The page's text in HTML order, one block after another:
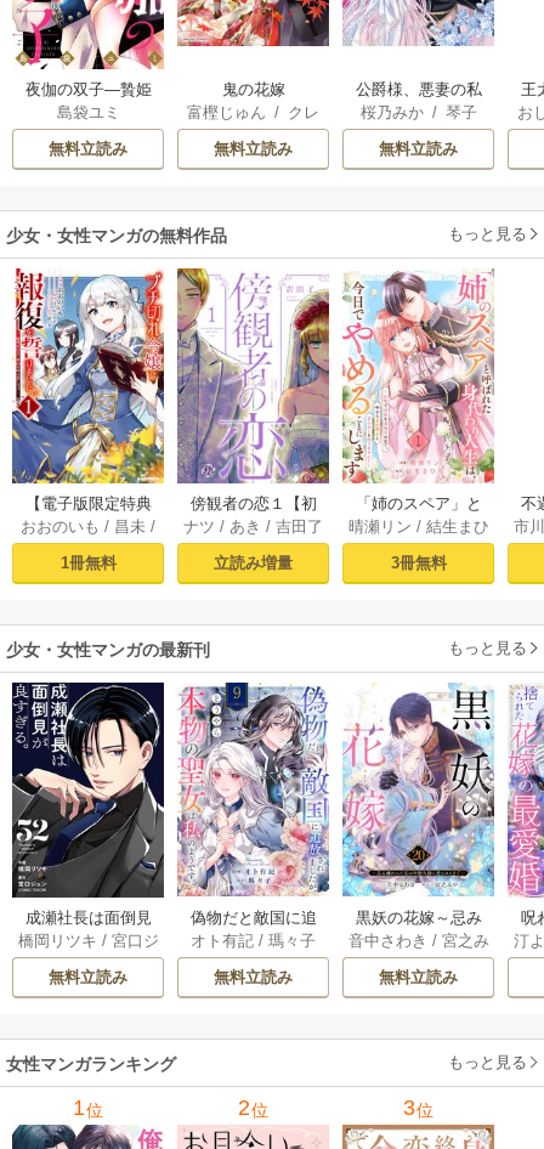
夜伽の双子―贄姫
は二人の王子に愛
される―
島袋ユミ
無料立読み
鬼の花嫁
富樫じゅん / クレ
ハ
無料立読み
公爵様、悪妻の私
はもう放っておい
てください
桜乃みか/ 琴子
無料立読み
王
こ
二
お
少女・女性マンガの無料作品 もっと見る
【電子版限定特典
付き】ブチ切れ令
嬢は報復を誓いま
した。1～魔導書の
します～
おおのいも / 昌未 /
はぐれメタボ
1冊無料
傍観者の恋１【初
回限定ペーパー
付】【電子限定特
典付】【シーモア
ナツ /あき /吉田了
立読み増量
「姉のスペア」と
呼ばれた身代わり
人生は、今日でや
めることにします
喫中なので、今さ
ら真の聖女と言わ
れても知りませ
ん！～ 1巻
晴瀬リン / 結生まひ
ろ
3冊無料
不
ー
市
少女・女性マンガの最新刊 もっと見る
成瀬社長は面倒見
が良すぎる。【単
話版】 52巻
橋岡リツキ / 宮口ジ
/ COMIC ROO
M
無料立読み
偽物だと敵国に追
放されましたが、
どうやら本物の聖
女は私のようで
オト有記 /瑪々子
無料立読み
黒妖の花嫁～忌み
嫌われた私が冷酷
大尉に愛されるま
で～ 20巻
音中さわき / 宮之み
やこ
無料立読み
呪
ら
汀
女性マンガランキング もっと見る
1位 2位 3位